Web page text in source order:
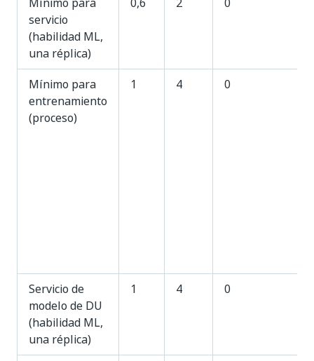
servicio
(habilidad ML,
una réplica)
Mínimo para
entrenamiento
(proceso)
1 4 0
Servicio de
modelo de DU
(habilidad ML,
una réplica)
1 4 0